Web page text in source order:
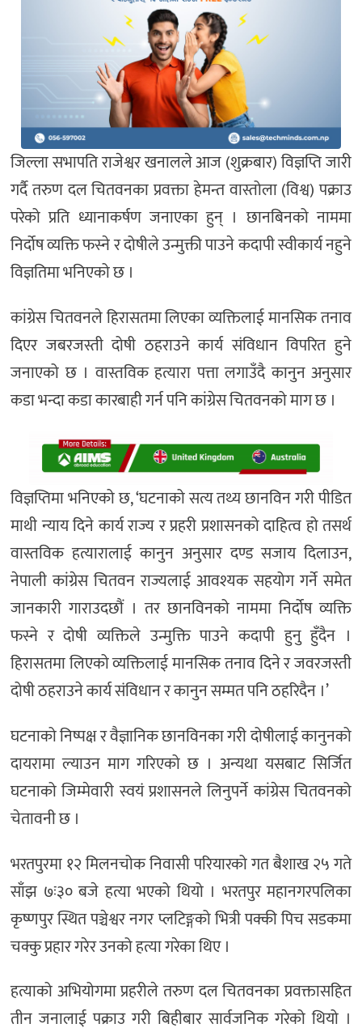
जिल्ला सभापति राजेश्वर खनालले आज (शुक्रबार) विज्ञप्ति जारी
गर्दै तरुण दल चितवनका प्रवक्ता हेमन्त वास्तोला (विश्व) पक्राउ
परेको प्रति ध्यानाकर्षण जनाएका हुन् । छानबिनको नाममा
निर्दोष व्यक्ति फस्ने र दोषीले उन्मुक्ती पाउने कदापी स्वीकार्य नहुने
विज्ञतिमा भनिएको छ ।
कांग्रेस चितवनले हिरासतमा लिएका व्यक्तिलाई मानसिक तनाव
दिएर जबरजस्ती दोषी ठहराउने कार्य संविधान विपरित हुने
जनाएको छ । वास्तविक हत्यारा पत्ता लगाउँदै कानुन अनुसार
कडा भन्दा कडा कारबाही गर्न पनि कांग्रेस चितवनको माग छ ।
विज्ञप्तिमा भनिएको छ, ‘घटनाको सत्य तथ्य छानविन गरी पीडित
माथी न्याय दिने कार्य राज्य र प्रहरी प्रशासनको दाहित्व हो तसर्थ
वास्तविक हत्यारालाई कानुन अनुसार दण्ड सजाय दिलाउन,
नेपाली कांग्रेस चितवन राज्यलाई आवश्यक सहयोग गर्ने समेत
जानकारी गाराउदछौं । तर छानविनको नाममा निर्दोष व्यक्ति
फस्ने र दोषी व्यक्तिले उन्मुक्ति पाउने कदापी हुनु हुँदैन ।
हिरासतमा लिएको व्यक्तिलाई मानसिक तनाव दिने र जवरजस्ती
दोषी ठहराउने कार्य संविधान र कानुन सम्मत पनि ठहरिदैन ।’
घटनाको निष्पक्ष र वैज्ञानिक छानविनका गरी दोषीलाई कानुनको
दायरामा ल्याउन माग गरिएको छ । अन्यथा यसबाट सिर्जित
घटनाको जिम्मेवारी स्वयं प्रशासनले लिनुपर्ने कांग्रेस चितवनको
चेतावनी छ ।
भरतपुरमा १२ मिलनचोक निवासी परियारको गत बैशाख २५ गते
साँझ ७ः३० बजे हत्या भएको थियो । भरतपुर महानगरपलिका
कृष्णपुर स्थित पञ्चेश्वर नगर प्लटिङ्गको भित्री पक्की पिच सडकमा
चक्कु प्रहार गरेर उनको हत्या गरेका थिए ।
हत्याको अभियोगमा प्रहरीले तरुण दल चितवनका प्रवक्तासहित
तीन जनालाई पक्राउ गरी बिहीबार सार्वजनिक गरेको थियो ।